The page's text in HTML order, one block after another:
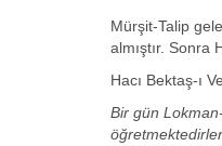
Mürşit-Talip
almıştır. Sonra
Hacı Bektaş-ı
Bir gün